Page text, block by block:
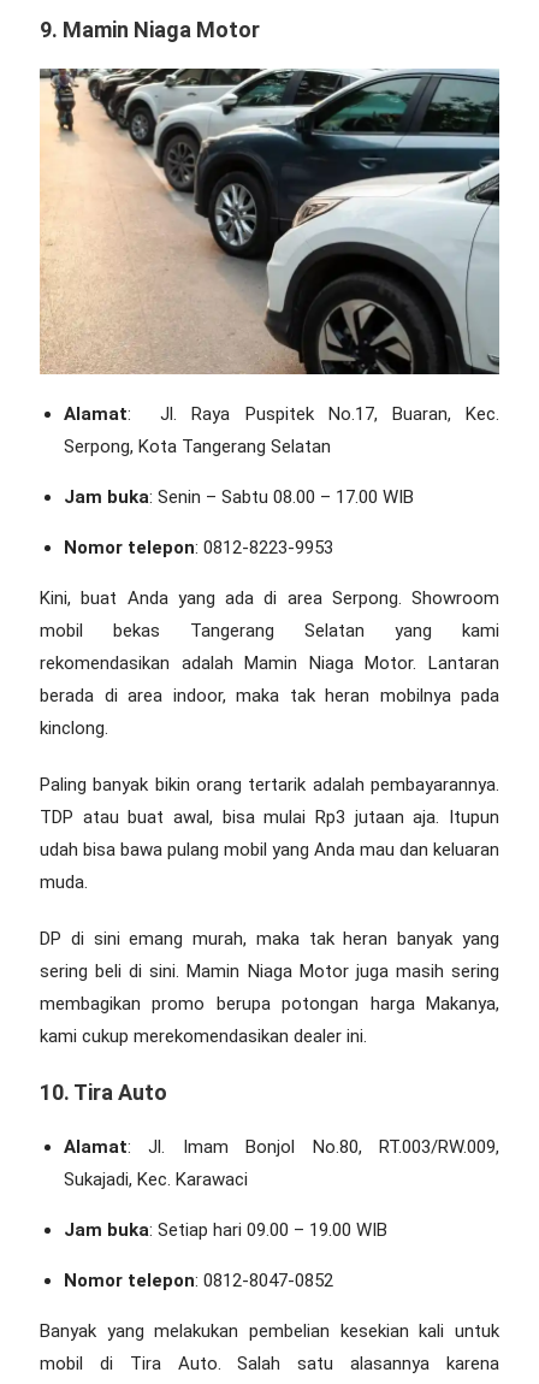
9. Mamin Niaga Motor
Alamat: Jl. Raya Puspitek No.17, Buaran, Kec.
Serpong, Kota Tangerang Selatan
Jam buka: Senin – Sabtu 08.00 – 17.00 WIB
Nomor telepon: 0812-8223-9953
Kini, buat Anda yang ada di area Serpong. Showroom
mobil bekas Tangerang Selatan yang kami
rekomendasikan adalah Mamin Niaga Motor. Lantaran
berada di area indoor, maka tak heran mobilnya pada
kinclong.
Paling banyak bikin orang tertarik adalah pembayarannya.
TDP atau buat awal, bisa mulai Rp3 jutaan aja. Itupun
udah bisa bawa pulang mobil yang Anda mau dan keluaran
muda.
DP di sini emang murah, maka tak heran banyak yang
sering beli di sini. Mamin Niaga Motor juga masih sering
membagikan promo berupa potongan harga Makanya,
kami cukup merekomendasikan dealer ini.
10. Tira Auto
Alamat: Jl. Imam Bonjol No.80, RT.003/RW.009,
Sukajadi, Kec. Karawaci
Jam buka: Setiap hari 09.00 – 19.00 WIB
Nomor telepon: 0812-8047-0852
Banyak yang melakukan pembelian kesekian kali untuk
mobil di Tira Auto. Salah satu alasannya karena